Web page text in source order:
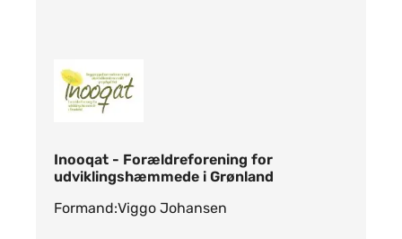
Inooqat - Forældreforening for
udviklingshæmmede i Grønland
Formand:Viggo Johansen